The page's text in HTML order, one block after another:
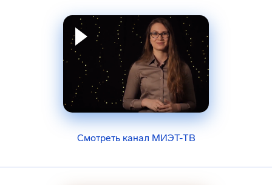
Смотреть канал МИЭТ-ТВ